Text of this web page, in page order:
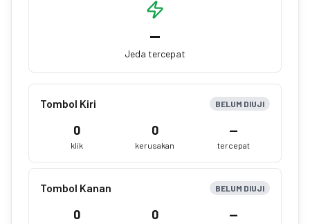
—
Jeda tercepat
Tombol Kiri BELUM DIUJI
0
klik
0
kerusakan
—
tercepat
Tombol Kanan BELUM DIUJI
0 0 —